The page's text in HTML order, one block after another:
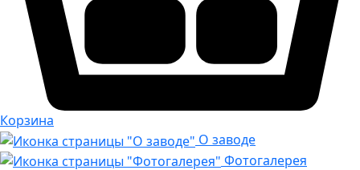
Корзина
О заводе
Фотогалерея